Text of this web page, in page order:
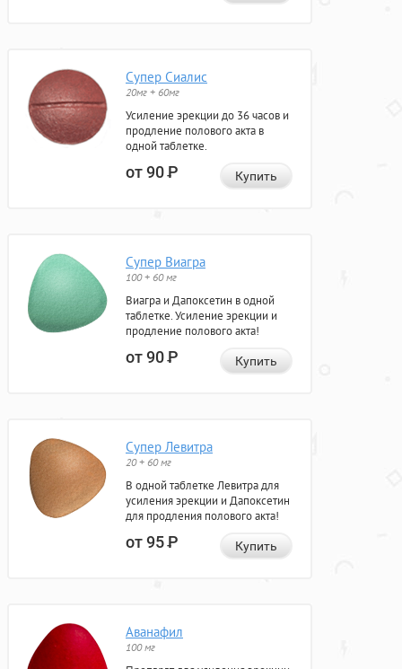
Супер Сиалис
20мг + 60мг
Усиление эрекции до 36 часов и
продление полового акта в
одной таблетке.
от 90Р Купить
Супер Виагра
100 + 60 мг
Виагра и Дапоксетин в одной
таблетке. Усиление эрекции и
продление полового акта!
от 90Р Купить
Супер Левитра
20 + 60 мг
В одной таблетке Левитра для
усиления эрекции и Дапоксетин
для продления полового акта!
от 95Р Купить
Аванафил
100 мг